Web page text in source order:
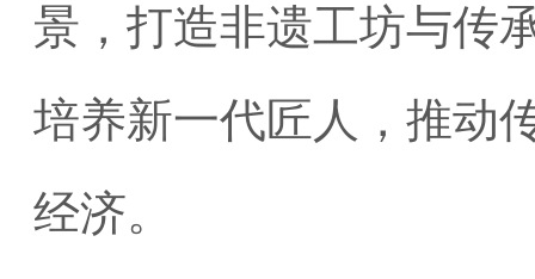
景，打造非遗工坊与传
培养新一代匠人，推动
经济。